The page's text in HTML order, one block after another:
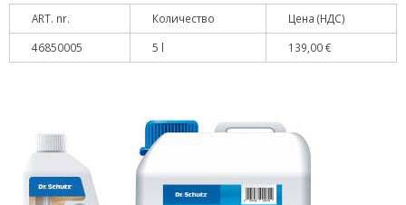
ART. nr. Количество
Цена (НДС)
46850005
5 l 139,00 €